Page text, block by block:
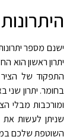
ישנם מספר
יתרון ראשון הוא
התפקוד של
בחומר. יתרון שני
ומורכבות מבלי
שניתן לעשות
השוטפת שלכם